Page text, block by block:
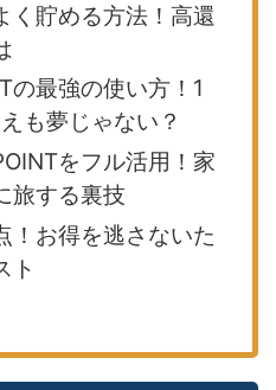
く貯める方法！高還
の最強の使い方！1
も夢じゃない？
をフル活用！家
旅する裏技
！お得を逃さないた
ト